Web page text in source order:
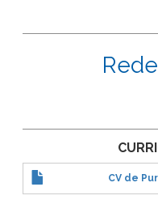
CV de